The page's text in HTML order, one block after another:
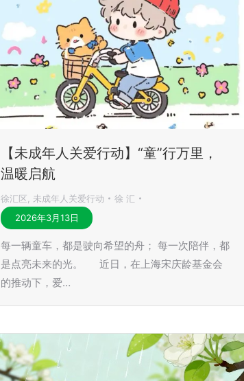
【未成年人关爱行动】“童”行万里，
温暖启航
徐汇区 未成年人关爱行动
徐 汇
2026年3月13日
每一辆童车，都是驶向希望的舟； 每一次陪伴，都
是点亮未来的光。 近日，在上海宋庆龄基金会
的推动下，爱…